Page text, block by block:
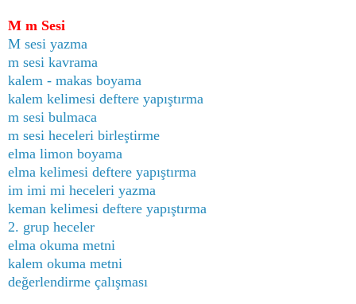
M m Sesi
M sesi yazma
m sesi kavrama
kalem - makas boyama
kalem kelimesi deftere yapıştırma
m sesi bulmaca
m sesi heceleri birleştirme
elma limon boyama
elma kelimesi deftere yapıştırma
im imi mi heceleri yazma
keman kelimesi deftere yapıştırma
2. grup heceler
elma okuma metni
kalem okuma metni
değerlendirme çalışması